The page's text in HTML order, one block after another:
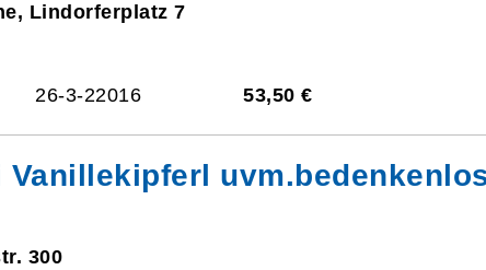
Lindorferplatz 7
26-3-22016 53,50 €
300